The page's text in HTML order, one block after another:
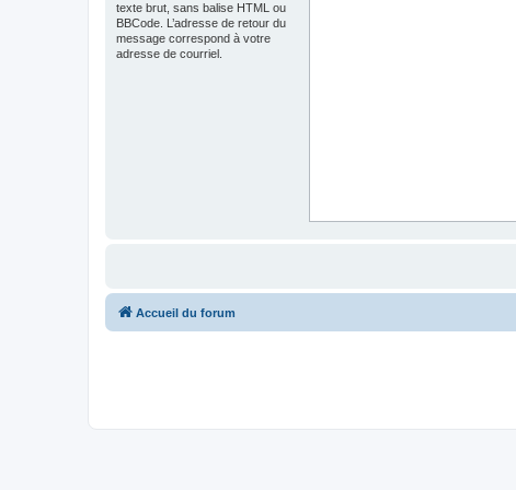
texte brut, sans balise HTML ou
BBCode. L’adresse de retour du
message correspond à votre
adresse de courriel.
Accueil du forum